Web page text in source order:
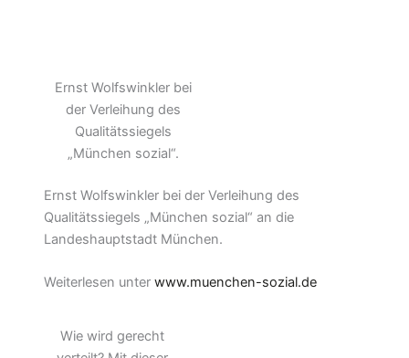
Ernst Wolfswinkler bei
der Verleihung des
Qualitätssiegels
„München sozial“.
Ernst Wolfswinkler bei der Verleihung des
Qualitätssiegels „München sozial“ an die
Landeshauptstadt München.
Weiterlesen unter www.muenchen-sozial.de
Wie wird gerecht